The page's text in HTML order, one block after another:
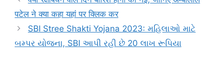
पटेल ने क्या कहा यहां पर क्लिक कर
SBI Stree Shakti Yojana 2023: મહિલાઓ માટે
બમ્પર યોજના, SBI આપી રહી છે 20 લાખ રૂપિયા